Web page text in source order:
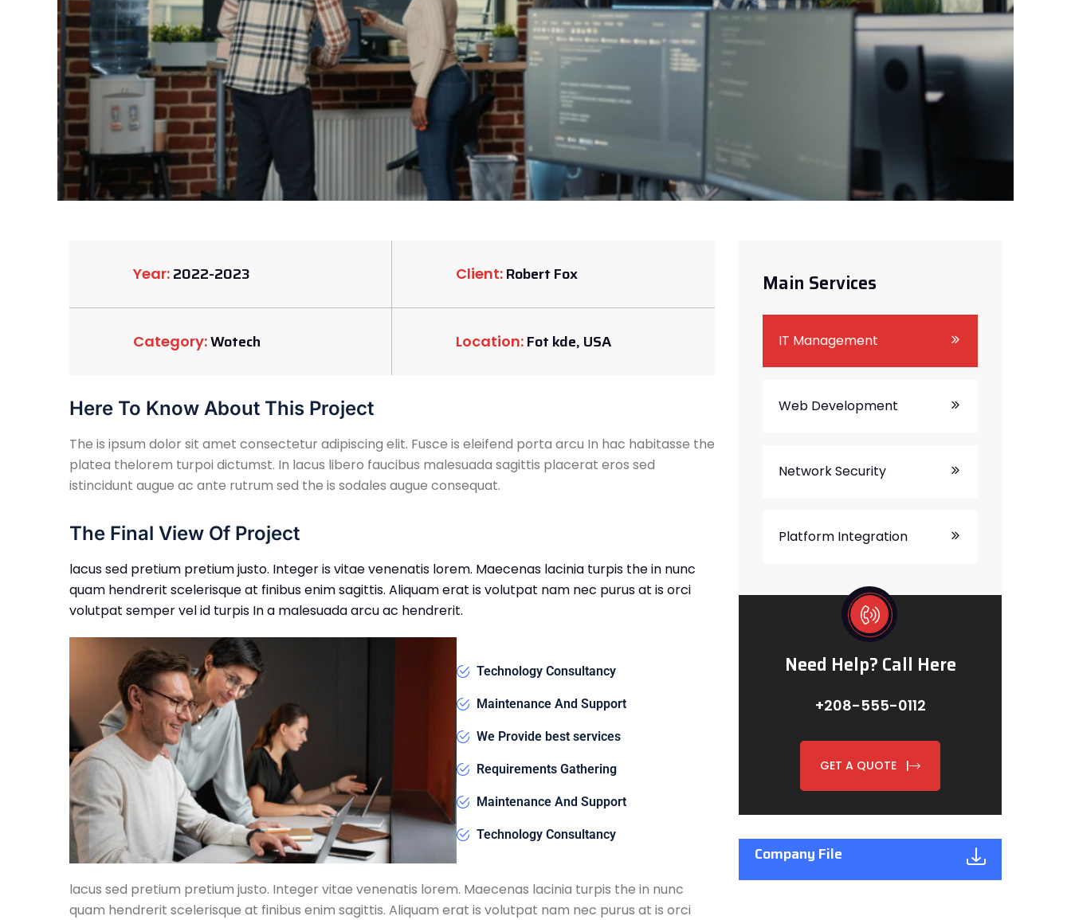
Year: 2022-2023 Client: Robert Fox
Category:Wotech Location: Fot kde, USA
Here To Know About This Project
The is ipsum dolor sit amet consectetur adipiscing elit. Fusce is eleifend porta arcu In hac habitasse the
platea thelorem turpoi dictumst. In lacus libero faucibus malesuada sagittis placerat eros sed
istincidunt augue ac ante rutrum sed the is sodales augue consequat.
The Final View Of Project
lacus sed pretium pretium justo. Integer is vitae venenatis lorem. Maecenas lacinia turpis the in nunc
quam hendrerit scelerisque at finibus enim sagittis. Aliquam erat is volutpat nam nec purus at is orci
volutpat semper vel id turpis In a malesuada arcu ac hendrerit.
Technology Consultancy
Maintenance And Support
We Provide best services
Requirements Gathering
Maintenance And Support
Technology Consultancy
lacus sed pretium pretium justo. Integer vitae venenatis lorem. Maecenas lacinia turpis the in nunc
quam hendrerit scelerisque at finibus enim sagittis. Aliquam erat is volutpat nam nec purus at is orci
Main Services
IT Management
Web Development
Network Security
Platform Integration
Need Help? Call Here
+208-555-0112
GET A QUOTE |
Company File